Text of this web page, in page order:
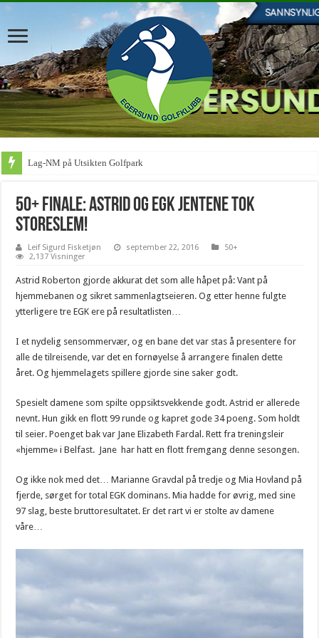
Lag-NM på Utsikten Golfpark
50+ finale: Astrid og EGK jentene tok
storeslem!
Leif Sigurd Fisketjøn september 22, 2016
50+
2,137 Visninger
Astrid Roberton gjorde akkurat det som alle håpet på: Vant på
hjemmebanen og sikret sammenlagtseieren. Og etter henne fulgte
ytterligere tre EGK ere på resultatlisten…
I et nydelig sensommervær, og en bane det var stas å presentere for
alle de tilreisende, var det en fornøyelse å arrangere finalen dette
året. Og hjemmelagets spillere gjorde sine saker godt.
Spesielt damene som spilte oppsiktsvekkende godt. Astrid er allerede
nevnt. Hun gikk en flott 99 runde og kapret gode 34 poeng. Som holdt
til seier. Poenget bak var Jane Elizabeth Fardal. Rett fra treningsleir
«hjemme» i Belfast. Jane har hatt en flott fremgang denne sesongen.
Og ikke nok med det… Marianne Gravdal på tredje og Mia Hovland på
fjerde, sørget for total EGK dominans. Mia hadde for øvrig, med sine
97 slag, beste bruttoresultatet. Er det rart vi er stolte av damene
våre…